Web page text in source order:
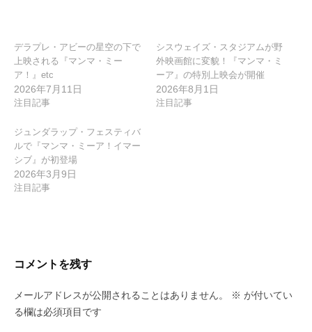
ョ
ン
デラプレ・アビーの星空の下で
上映される『マンマ・ミー
ア！』etc
2026年7月11日
注目記事
シスウェイズ・スタジアムが野
外映画館に変貌！『マンマ・ミ
ーア』の特別上映会が開催
2026年8月1日
注目記事
ジュンダラップ・フェスティバ
ルで『マンマ・ミーア！イマー
シブ』が初登場
2026年3月9日
注目記事
コメントを残す
メールアドレスが公開されることはありません。 ※ が付いてい
る欄は必須項目です